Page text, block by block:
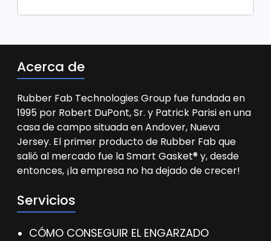
Acerca de
Rubber Fab Technologies Group fue fundada en
1995 por Robert DuPont, Sr. y Patrick Parisi en una
casa de campo situada en Andover, Nueva
Jersey. El primer producto de Rubber Fab que
salió al mercado fue la Smart Gasket® y, desde
entonces, ¡la empresa no ha dejado de crecer!
Servicios
CÓMO CONSEGUIR EL ENGARZADO